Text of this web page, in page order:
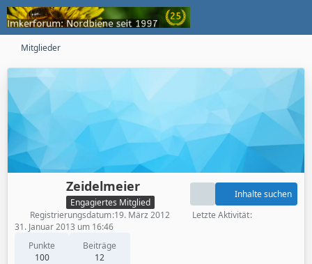
Mitglieder
Zeidelmeier
Engagiertes Mitglied
Punkte
100
Beiträge
12
Inhalte suchen
Registrierungsdatum 19. März 2012
Letzte Aktivität
31. Januar 2013 um 16:46